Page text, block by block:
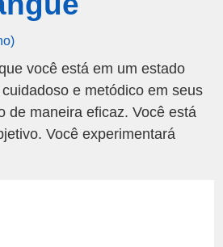
você está em um estado
e metódico em seus
de maneira eficaz. Você está
Você experimentará